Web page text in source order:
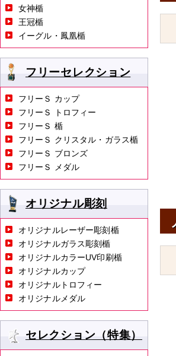
女神楯
王冠楯
イーグル・鳳凰楯
フリーセレクション
フリーＳ カップ
フリーＳ トロフィー
フリーＳ 楯
フリーＳ クリスタル・ガラス楯
フリーＳ ブロンズ
フリーＳ メダル
オリジナル彫刻
オリジナルレーザー彫刻楯
オリジナルガラス彫刻楯
オリジナルカラーUV印刷楯
オリジナルカップ
オリジナルトロフィー
オリジナルメダル
セレクション（特集）